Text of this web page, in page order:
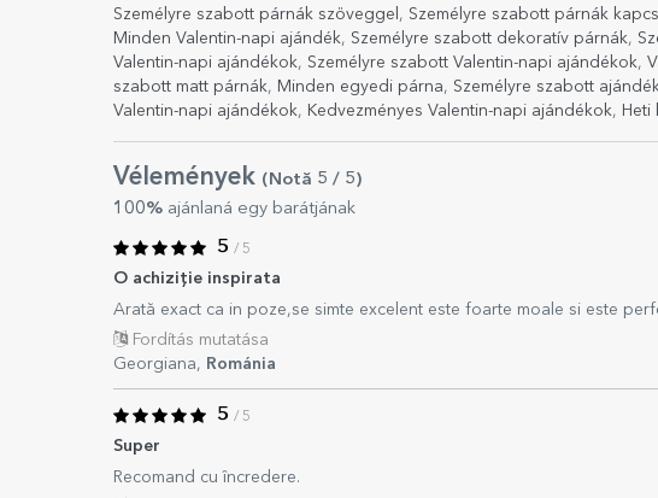
Személyre szabott párnák szöveggel , Személyre szabott párnák
Minden Valentin-napi ajándék, Személyre szabott dekoratív párnák,
Valentin-napi ajándékok, Személyre szabott Valentin-napi ajándékok,
szabott matt párnák, Minden egyedi párna, Személyre szabott
Valentin-napi ajándékok, Kedvezményes Valentin-napi ajándékok, Heti
Vélemények (Notă 5 / 5)
100% ajánlaná egy barátjának
5 / 5
O achiziție inspirata
Arată exact ca in poze,se simte excelent este foarte moale si este
Fordítás mutatása
Georgiana, Románia
5 / 5
Super
Recomand cu încredere.